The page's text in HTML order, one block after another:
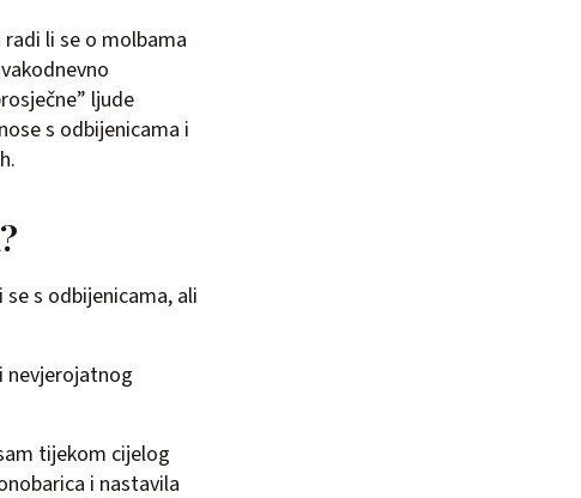
li se o molbama
ljude
s odbijenicama i
s odbijenicama, ali
nevjerojatnog
tijekom cijelog
i nastavila